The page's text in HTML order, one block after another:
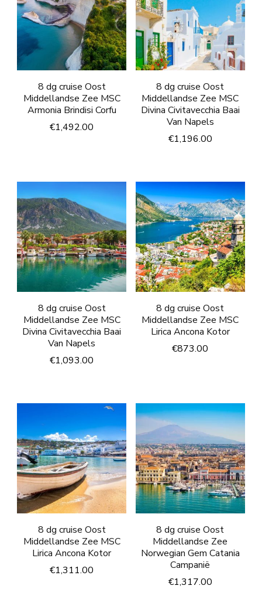
8 dg cruise Oost
Middellandse Zee MSC
Armonia Brindisi Corfu
€1,492.00
8 dg cruise Oost
Middellandse Zee MSC
Divina Civitavecchia Baai
Van Napels
€1,196.00
8 dg cruise Oost
Middellandse Zee MSC
Divina Civitavecchia Baai
Van Napels
€1,093.00
8 dg cruise Oost
Middellandse Zee MSC
Lirica Ancona Kotor
€873.00
8 dg cruise Oost
Middellandse Zee MSC
Lirica Ancona Kotor
€1,311.00
8 dg cruise Oost
Middellandse Zee
Norwegian Gem Catania
Campanië
€1,317.00